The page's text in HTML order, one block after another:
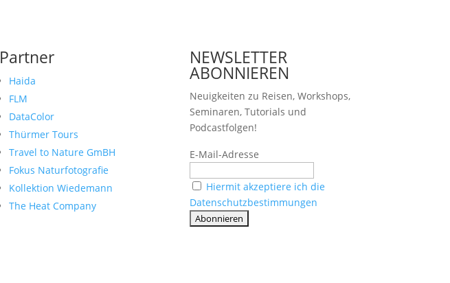
Partner
Haida
FLM
DataColor
Thürmer Tours
Travel to Nature GmBH
Fokus Naturfotografie
Kollektion Wiedemann
The Heat Company
NEWSLETTER
ABONNIEREN
Neuigkeiten zu Reisen, Workshops,
Seminaren, Tutorials und
Podcastfolgen!
E-Mail-Adresse
Hiermit akzeptiere ich die
Datenschutzbestimmungen